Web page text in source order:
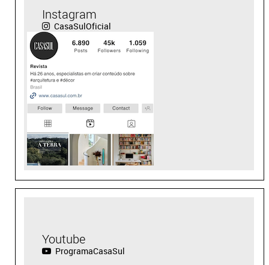
Instagram
CasaSulOficial
Youtube
ProgramaCasaSul